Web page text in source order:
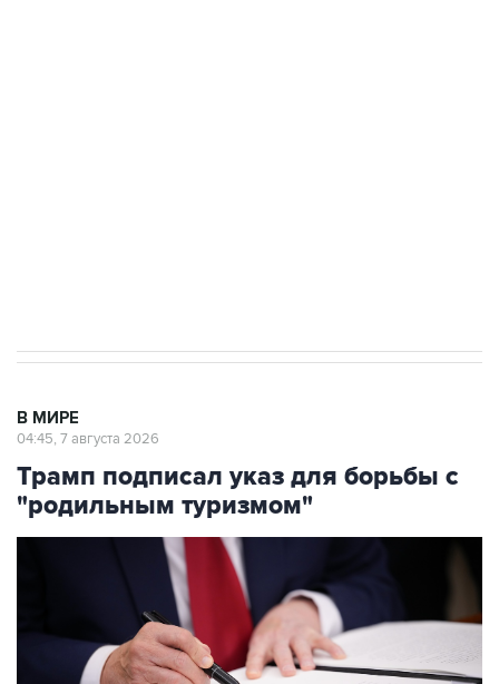
В МИРЕ
04:45, 7 августа 2026
Трамп подписал указ для борьбы с
"родильным туризмом"